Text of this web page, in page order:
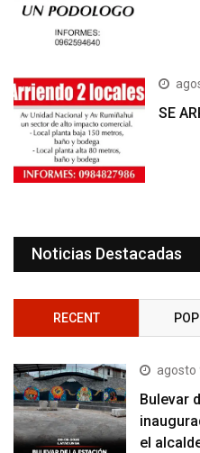
SE
Noticias Destacadas
RECENT
agosto
Bulevar
el